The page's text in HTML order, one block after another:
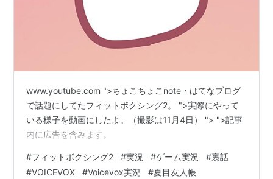
www.youtube.com ">ちょこちょこnote・はてなブログ
で話題にしてたフィットボクシング2。 ">実際にやって
いる様子を動画にしたよ。（撮影は11月4日） "> ">記事
内に広告を含みます。
#フィットボクシング2 #実況 #ゲーム実況 #裏話
#VOICEVOX #Voicevox実況 #夏目友人帳